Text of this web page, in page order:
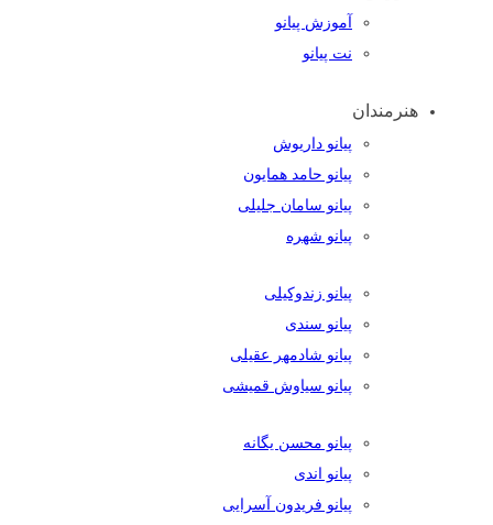
آموزش پیانو
نت پیانو
هنرمندان
پیانو داریوش
پیانو حامد همایون
پیانو سامان جلیلی
پیانو شهره
پیانو زندوکیلی
پیانو سندی
پیانو شادمهر عقیلی
پیانو سیاوش قمیشی
پیانو محسن یگانه
پیانو اندی
پیانو فریدون آسرایی